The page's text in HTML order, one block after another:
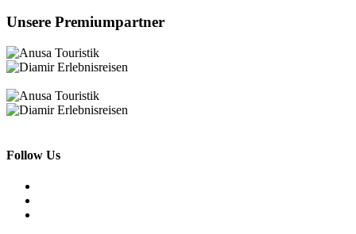
Unsere Premiumpartner
Follow Us